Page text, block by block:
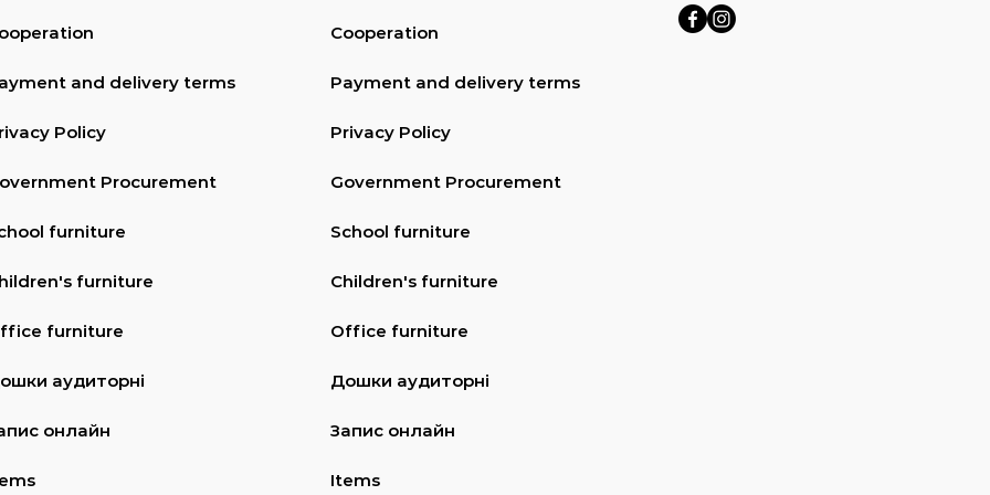
and delivery terms
Policy
Procurement
furniture
furniture
furniture
аудиторні
онлайн
Cooperation
Payment and delivery terms
Privacy Policy
Government Procurement
School furniture
Children's furniture
Office furniture
Дошки аудиторні
Запис онлайн
Items